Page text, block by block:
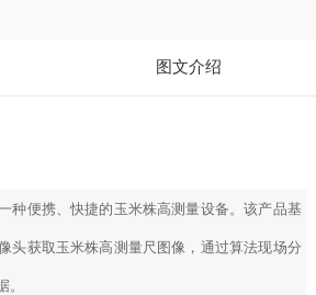
图文介绍
种便携、快捷的玉米株高测量设备。该产品基
头获取玉米株高测量尺图像，通过算法现场分
。